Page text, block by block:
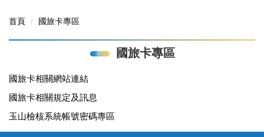
首頁 國旅卡專區
國旅卡專區
國旅卡相關網站連結
國旅卡相關規定及訊息
玉山檢核系統帳號密碼專區